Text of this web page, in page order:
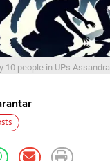
10 people in UPs Assandra